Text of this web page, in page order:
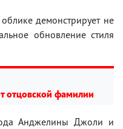
демонстрирует не
обновление стиля
отцовской фамилии
Анджелины Джоли и